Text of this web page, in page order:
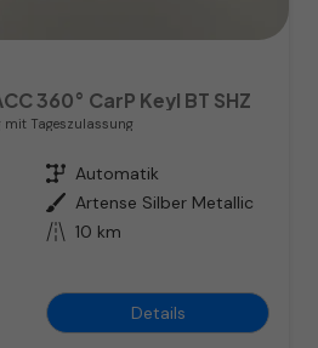
360° CarP Keyl BT SHZ
mit Tageszulassung
Getriebe Automatik
Außenfarbe Artense Silber Metallic
Kilometerstand 10 km
Details